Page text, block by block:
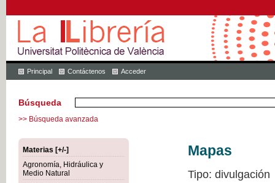
Principal Contáctenos Acceder
Búsqueda
>> Búsqueda avanzada
Materias [+/-]
Agronomía, Hidráulica y
Medio Natural
Mapas
Tipo: divulgación